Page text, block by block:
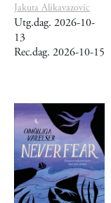
Jakuta Alikavazovic
Utg.dag. 2026-10-
13
Rec.dag. 2026-10-15